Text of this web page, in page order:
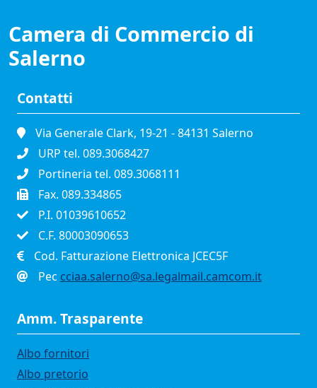
Camera di Commercio di
Salerno
Contatti
Via Generale Clark, 19-21 - 84131 Salerno
URP tel. 089.3068427
Portineria tel. 089.3068111
Fax. 089.334865
P.I. 01039610652
C.F. 80003090653
Cod. Fatturazione Elettronica JCEC5F
Pec cciaa.salerno@sa.legalmail.camcom.it
Amm. Trasparente
Albo fornitori
Albo pretorio